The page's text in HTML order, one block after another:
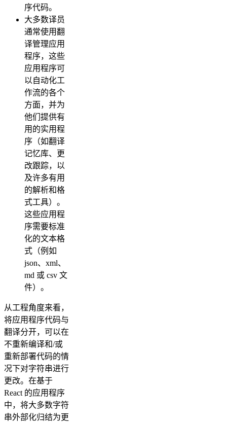
序代码。
大多数译员
通常使用翻
译管理应用
程序，这些
应用程序可
以自动化工
作流的各个
方面，并为
他们提供有
用的实用程
序（如翻译
记忆库、更
改跟踪，以
及许多有用
的解析和格
式工具）。
这些应用程
序需要标准
化的文本格
式（例如
json、xml、
md 或 csv 文
件）。
从工程角度来看，
将应用程序代码与
翻译分开，可以在
不重新编译和/或
重新部署代码的情
况下对字符串进行
更改。在基于
React 的应用程序
中，将大多数字符
串外部化归结为更